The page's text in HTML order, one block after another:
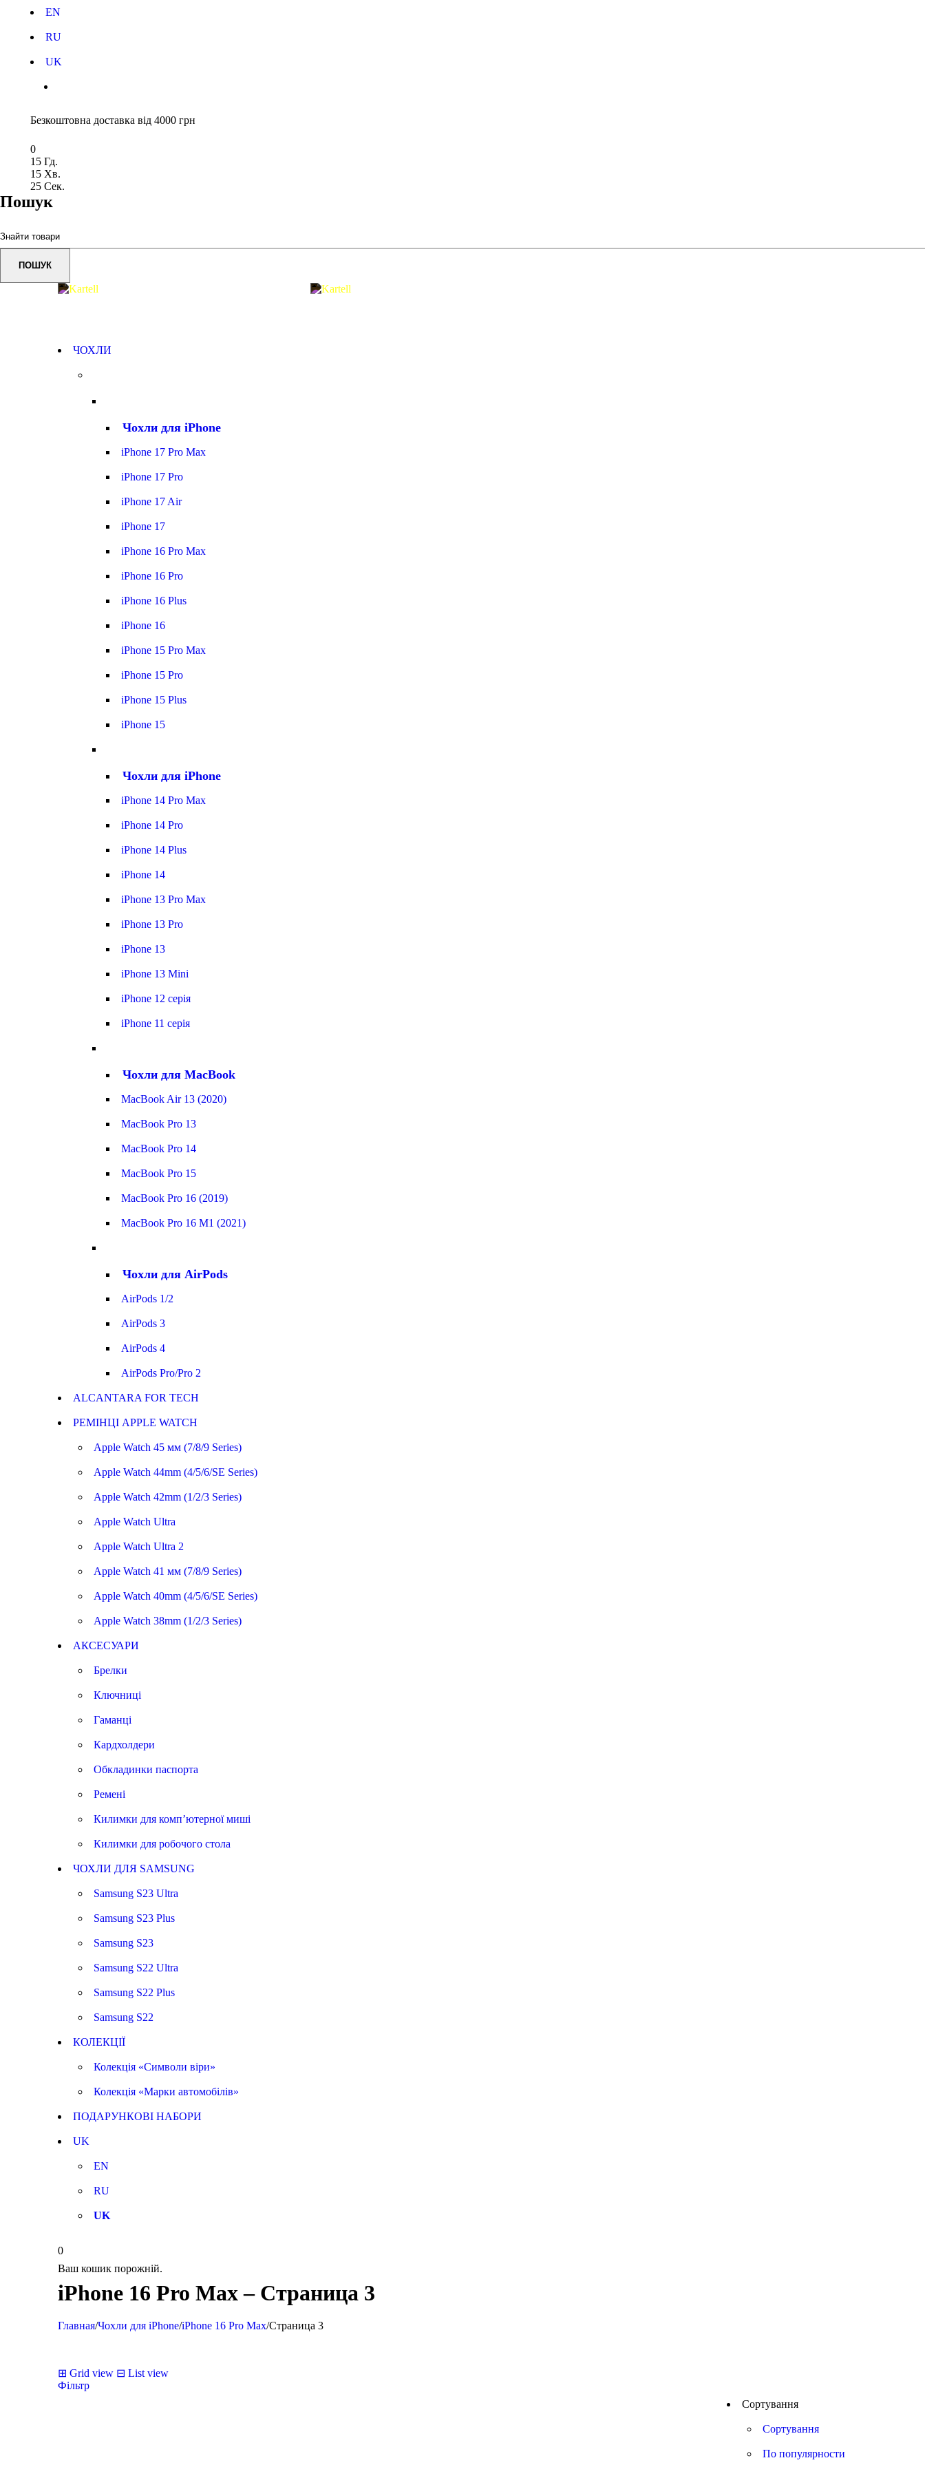
EN
RU
UK
Безкоштовна доставка від 4000 грн
0
15 Гд.
15 Хв.
24 Сек.
Пошук
ЧОХЛИ
Чохли для iPhone
iPhone 17 Pro Max
iPhone 17 Pro
iPhone 17 Air
iPhone 17
iPhone 16 Pro Max
iPhone 16 Pro
iPhone 16 Plus
iPhone 16
iPhone 15 Pro Max
iPhone 15 Pro
iPhone 15 Plus
iPhone 15
Чохли для iPhone
iPhone 14 Pro Max
iPhone 14 Pro
iPhone 14 Plus
iPhone 14
iPhone 13 Pro Max
iPhone 13 Pro
iPhone 13
iPhone 13 Mini
iPhone 12 серія
iPhone 11 серія
Чохли для MacBook
MacBook Air 13 (2020)
MacBook Pro 13
MacBook Pro 14
MacBook Pro 15
MacBook Pro 16 (2019)
MacBook Pro 16 M1 (2021)
Чохли для AirPods
AirPods 1/2
AirPods 3
AirPods 4
AirPods Pro/Pro 2
ALCANTARA FOR TECH
РЕМІНЦІ APPLE WATCH
Apple Watch 45 мм (7/8/9 Series)
Apple Watch 44mm (4/5/6/SE Series)
Apple Watch 42mm (1/2/3 Series)
Apple Watch Ultra
Apple Watch Ultra 2
Apple Watch 41 мм (7/8/9 Series)
Apple Watch 40mm (4/5/6/SE Series)
Apple Watch 38mm (1/2/3 Series)
АКСЕСУАРИ
Брелки
Ключниці
Гаманці
Кардхолдери
Обкладинки паспорта
Ремені
Килимки для комп’ютерної миші
Килимки для робочого стола
ЧОХЛИ ДЛЯ SAMSUNG
Samsung S23 Ultra
Samsung S23 Plus
Samsung S23
Samsung S22 Ultra
Samsung S22 Plus
Samsung S22
КОЛЕКЦІЇ
Колекція «Символи віри»
Колекція «Марки автомобілів»
ПОДАРУНКОВІ НАБОРИ
UK
EN
RU
UK
0
Ваш кошик порожній.
iPhone 16 Pro Max – Страница 3
Главная/Чохли для iPhone/iPhone 16 Pro Max/Страница 3
⊞ Grid view ⊟ List view
Фільтр
Сортування
Сортування
По популярности